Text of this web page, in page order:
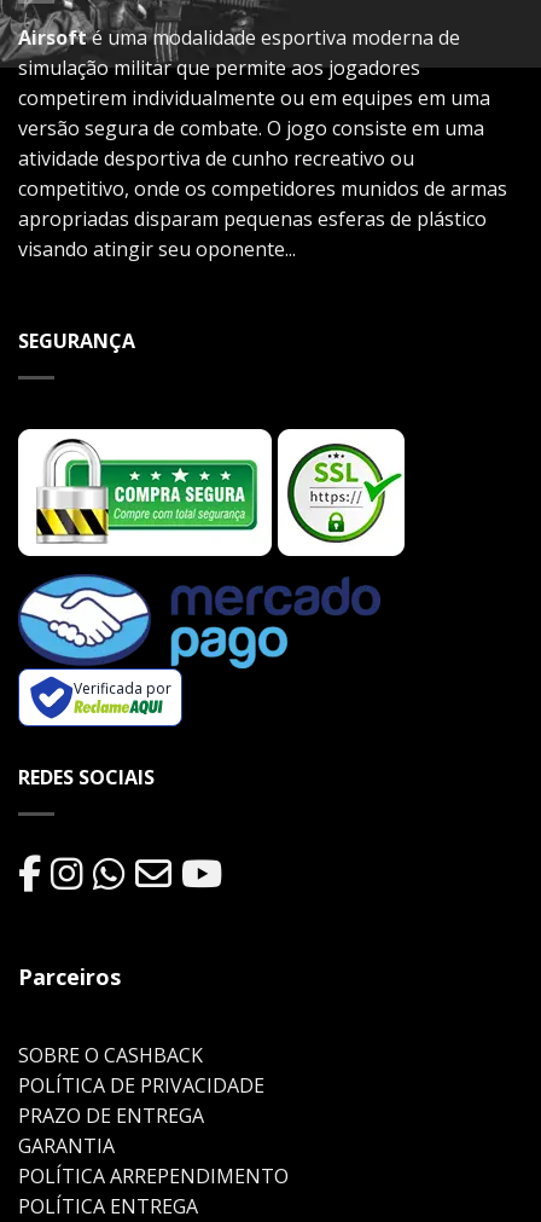
Airsofté uma modalidade esportiva moderna de
simulação militar que permite aos jogadores
competirem individualmente ou em equipes em uma
versão segura de combate. O jogo consiste em uma
atividade desportiva de cunho recreativo ou
competitivo, onde os competidores munidos de armas
apropriadas disparam pequenas esferas de plástico
visando atingir seu oponente...
SEGURANÇA
Verificada por
REDES SOCIAIS
Parceiros
SOBRE O CASHBACK
POLÍTICA DE PRIVACIDADE
PRAZO DE ENTREGA
GARANTIA
POLÍTICA ARREPENDIMENTO
POLÍTICA ENTREGA